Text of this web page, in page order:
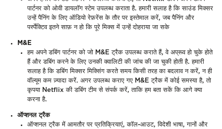
पार्टनर को ओवी डायलॉग स्टेम उपलब्ध कराता है. हमारी सलाह है कि साउंड मिक्सर
उन्हें पैनिंग के लिए ऑडियो रेफ़रेंस के तौर पर इस्तेमाल करें, जब पैनिंग और
पर्स्पेक्टिव इतने साफ़ न हो कि पूरे मिक्स में उन्हें दोहराया जा सके
M&E
हम अपने डबिंग पार्टनर को जो M&E ट्रैक उपलब्ध कराते हैं, वे अप्रूव हो चुके होते
हैं और डबिंग करने के लिए उनकी क्वालिटी की जांच की जा चुकी होती है. हमारी
सलाह है कि डबिंग मिक्सर मिक्सिंग करते समय किसी तरह का बदलाव न करें, न ही
वॉल्यूम कम ज़्यादा करें. अगर उपलब्ध कराए गए M&E ट्रैक में कोई समस्या है, तो
कृपया Netflix की डबिंग टीम से संपर्क करें, ताकि हम बता सकें कि आगे क्या
करना है.
ऑप्शनल ट्रैक
ऑप्शनल ट्रैक में आमतौर पर प्रतिक्रियाएं, कॉल-आउट, विदेशी भाषा, गानों और